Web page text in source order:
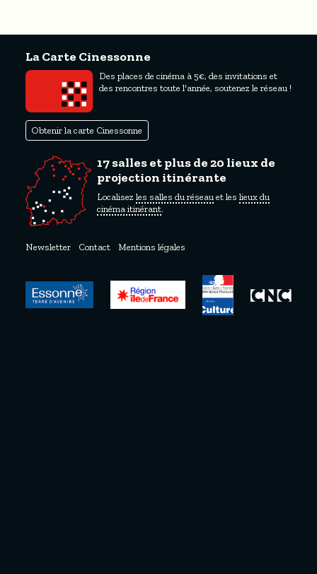
La Carte Cinessonne
Des places de cinéma à 5€, des invitations et
des rencontres toute l'année, soutenez le réseau !
Obtenir la carte Cinessonne
17 salles et plus de 20 lieux de
projection itinérante
Localisez les salles du réseau et les lieux du
cinéma itinérant.
Newsletter Contact Mentions légales